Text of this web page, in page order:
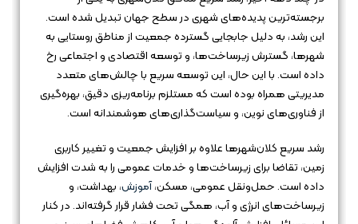
برجسته‌ترین پدیده‌های شهری در سطح جهان تبدیل شده است.
این رشد، به دلیل جابجایی گسترده جمعیت از مناطق روستایی به
شهرها، گسترش زیرساخت‌ها، و توسعه اقتصادی و اجتماعی رخ
داده است. با این حال، این توسعه سریع با چالش‌های متعدد
مدیریتی همراه بوده است که مستلزم برنامه‌ریزی دقیق، بهره‌گیری
از فناوری‌های نوین، و سیاست‌گذاری‌های هوشمندانه است.
رشد سریع کلان‌شهرها علاوه بر افزایش جمعیت و تغییر کاربری
زمین، تقاضا برای زیرساخت‌ها و خدمات عمومی را به شدت افزایش
داده است. حمل‌ونقل عمومی، مسکن،آموزش، بهداشت، و
زیرساخت‌های انرژی و آب، همگی تحت فشار قرار گرفته‌اند. در کنار